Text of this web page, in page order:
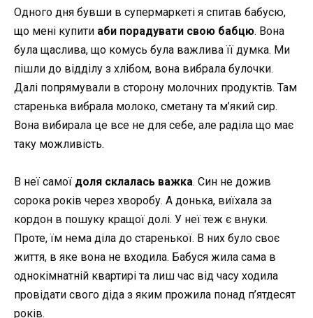
Одного дня бувши в супермаркеті я спитав бабусю,
що мені купити аби порадувати свою бабцю. Вона
була щаслива, що комусь була важлива її думка. Ми
пішли до відділу з хлібом, вона вибрала булочки.
Далі попрямували в сторону молочних продуктів. Там
старенька вибрала молоко, сметану та м’який сир.
Вона вибирала це все не для себе, але раділа що має
таку можливість.
В неї самої доля склалась важка. Син не дожив
сорока років через хворобу. А донька, виїхала за
кордон в пошуку кращої долі. У неї теж є внуки.
Проте, їм нема діла до старенької. В них було своє
життя, в яке вона не входила. Бабуся жила сама в
однокімнатній квартирі та лиш час від часу ходила
провідати свого діда з яким прожила понад п’ятдесят
років.